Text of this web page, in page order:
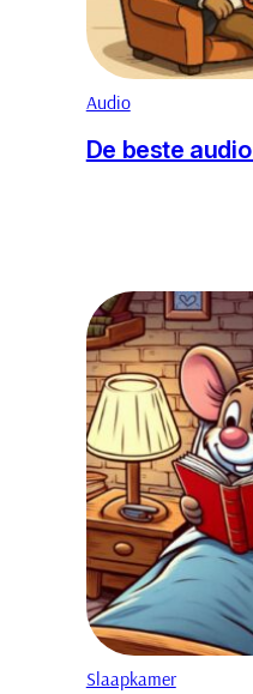
Audio
De beste
Slaapkamer